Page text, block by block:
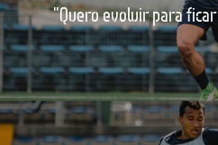
"Quero evoluir para